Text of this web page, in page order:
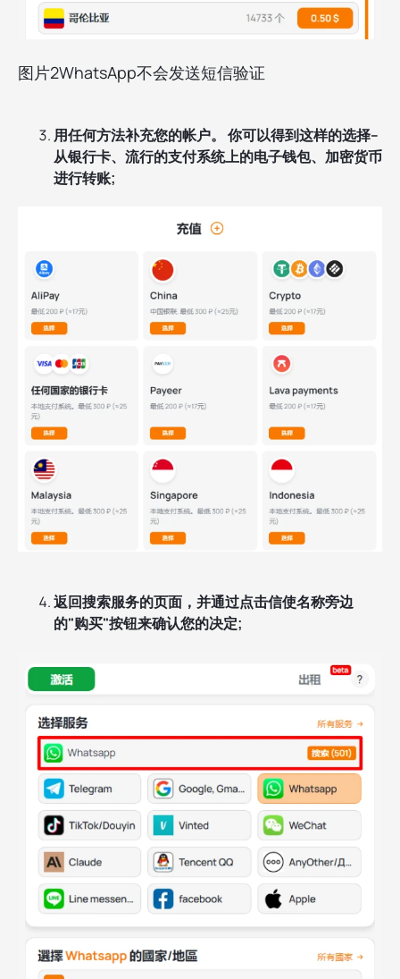
图片2WhatsApp不会发送短信验证
用任何方法补充您的帐户。 你可以得到这样的选择--
从银行卡、流行的支付系统上的电子钱包、加密货币
进行转账;
返回搜索服务的页面，并通过点击信使名称旁边
的"购买"按钮来确认您的决定;